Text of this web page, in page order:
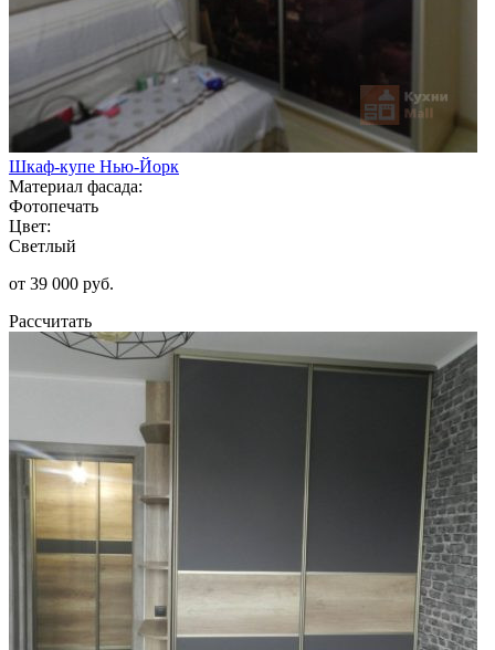
Шкаф-купе Нью-Йорк
Материал фасада:
Фотопечать
Цвет:
Светлый
от 39 000 руб.
Рассчитать